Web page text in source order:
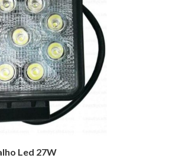
Led 27W